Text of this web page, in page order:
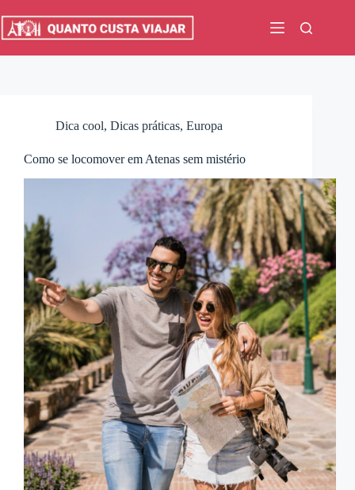
para
Dica cool, Dicas práticas, Europa
Como se locomover em Atenas sem mistério